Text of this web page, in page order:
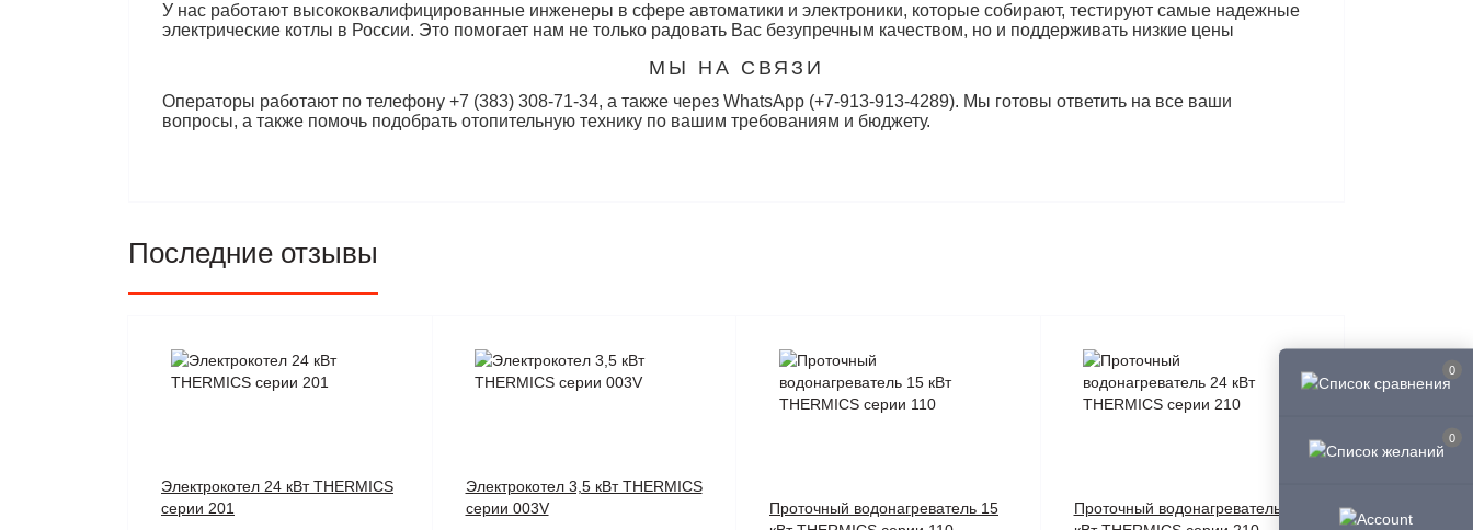
0
0
У нас работают высококвалифицированные инженеры в сфере автоматики и электроники, которые собирают, тестируют самые надежные
электрические котлы в России. Это помогает нам не только радовать Вас безупречным качеством, но и поддерживать низкие цены
МЫ НА СВЯЗИ
Операторы работают по телефону +7 (383) 308-71-34, а также через WhatsApp (+7-913-913-4289). Мы готовы ответить на все ваши
вопросы, а также помочь подобрать отопительную технику по вашим требованиям и бюджету.
Последние отзывы
Электрокотел 24 кВт THERMICS
серии 201
Электрокотел 3,5 кВт THERMICS
серии 003V
Проточный водонагреватель 15
Проточный водонагреватель 24